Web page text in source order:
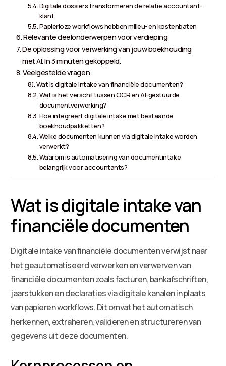
Digitale dossiers transformeren de relatie accountant-
klant
Papierloze workflows hebben milieu- en kostenbaten
Relevante deelonderwerpen voor verdieping
De oplossing voor verwerking van jouw boekhouding
met AI. In 3 minuten gekoppeld.
Veelgestelde vragen
Wat is digitale intake van financiële documenten?
Wat is het verschil tussen OCR en AI-gestuurde
documentverwerking?
Hoe integreert digitale intake met bestaande
boekhoudpakketten?
Welke documenten kunnen via digitale intake worden
verwerkt?
Waarom is automatisering van documentintake
belangrijk voor accountants?
Wat is digitale intake van
financiële documenten
Digitale intake van financiële documenten verwijst naar
het geautomatiseerd verwerken en verwerven van
financiële documenten zoals facturen, bankafschriften,
jaarstukken en declaraties via digitale kanalen in plaats
van papieren workflows. Dit omvat het automatisch
herkennen, extraheren, valideren en structureren van
gegevens uit deze documenten.